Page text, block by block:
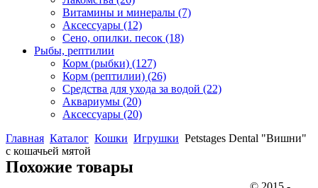
Витамины и минералы (7)
Аксессуары (12)
Сено, опилки. песок (18)
Рыбы, рептилии
Корм (рыбки) (127)
Корм (рептилии) (26)
Средства для ухода за водой (22)
Аквариумы (20)
Аксессуары (20)
Главная Каталог Кошки Игрушки Petstages Dental "Вишни"
с кошачьей мятой
Похожие товары